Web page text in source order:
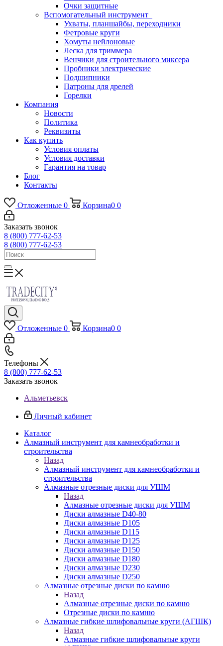
Очки защитные
Вспомогательный инструмент
Ухваты, планшайбы, переходники
Фетровые круги
Хомуты нейлоновые
Леска для триммера
Венчики для строительного миксера
Пробники электрические
Подшипники
Патроны для дрелей
Горелки
Компания
Новости
Политика
Реквизиты
Как купить
Условия оплаты
Условия доставки
Гарантия на товар
Блог
Контакты
Отложенные 0 Корзина0 0
Заказать звонок
8 (800) 777-62-53
8 (800) 777-62-53
Отложенные 0 Корзина0 0
Телефоны
8 (800) 777-62-53
Заказать звонок
Альметьевск
Личный кабинет
Каталог
Алмазный инструмент для камнеобработки и
строительства
Назад
Алмазный инструмент для камнеобработки и
строительства
Алмазные отрезные диски для УШМ
Назад
Алмазные отрезные диски для УШМ
Диски алмазные D40-80
Диски алмазные D105
Диски алмазные D115
Диски алмазные D125
Диски алмазные D150
Диски алмазные D180
Диски алмазные D230
Диски алмазные D250
Алмазные отрезные диски по камню
Назад
Алмазные отрезные диски по камню
Отрезные диски по камню
Алмазные гибкие шлифовальные круги (АГШК)
Назад
Алмазные гибкие шлифовальные круги